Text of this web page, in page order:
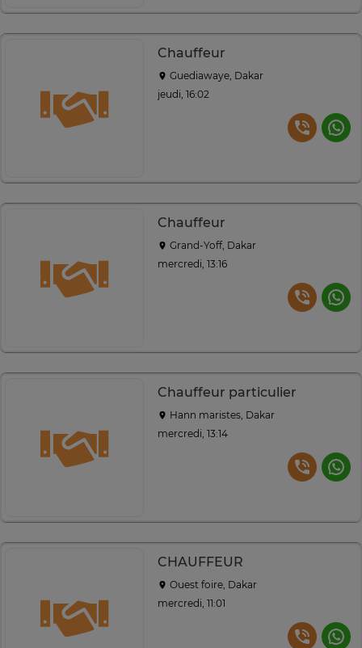
Chauffeur
Guediawaye, Dakar
jeudi, 16:02
Chauffeur
Grand-Yoff, Dakar
mercredi, 13:16
Chauffeur particulier
Hann maristes, Dakar
mercredi, 13:14
CHAUFFEUR
Ouest foire, Dakar
mercredi, 11:01